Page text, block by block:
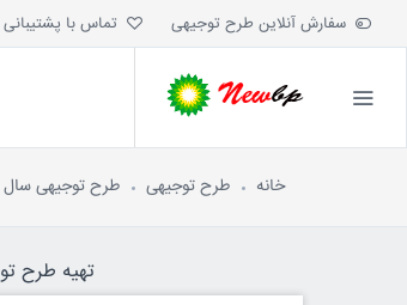
سفارش آنلاین طرح توجیهی تماس با پشتیبانی
خانه طرح توجیهی طرح توجیهی سال 1402
تهیه طرح